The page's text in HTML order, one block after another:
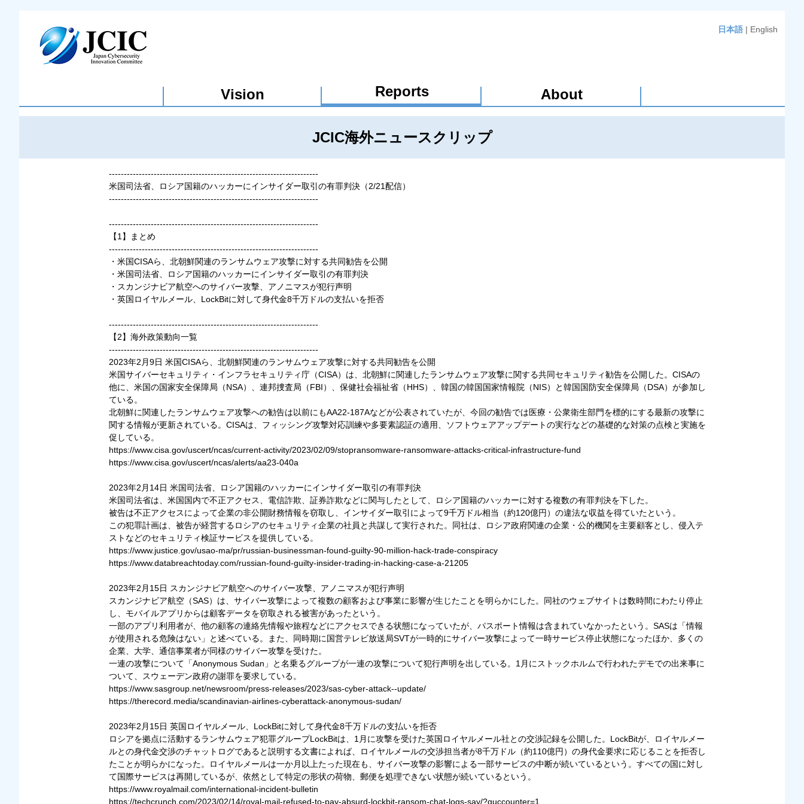
日本語 | English
Vision Reports About
JCIC海外ニュースクリップ
----------------------------------------------------------------------
米国司法省、ロシア国籍のハッカーにインサイダー取引の有罪判決（2/21配信）
----------------------------------------------------------------------
----------------------------------------------------------------------
【1】まとめ
----------------------------------------------------------------------
・米国CISAら、北朝鮮関連のランサムウェア攻撃に対する共同勧告を公開
・米国司法省、ロシア国籍のハッカーにインサイダー取引の有罪判決
・スカンジナビア航空へのサイバー攻撃、アノニマスが犯行声明
・英国ロイヤルメール、LockBitに対して身代金8千万ドルの支払いを拒否
----------------------------------------------------------------------
【2】海外政策動向一覧
----------------------------------------------------------------------
2023年2月9日 米国CISAら、北朝鮮関連のランサムウェア攻撃に対する共同勧告を公開
米国サイバーセキュリティ・インフラセキュリティ庁（CISA）は、北朝鮮に関連したランサムウェア攻撃に関する共同セキュリティ勧告を公開した。CISAの
他に、米国の国家安全保障局（NSA）、連邦捜査局（FBI）、保健社会福祉省（HHS）、韓国の韓国国家情報院（NIS）と韓国国防安全保障局（DSA）が参加し
ている。
北朝鮮に関連したランサムウェア攻撃への勧告は以前にもAA22-187Aなどが公表されていたが、今回の勧告では医療・公衆衛生部門を標的にする最新の攻撃に
関する情報が更新されている。CISAは、フィッシング攻撃対応訓練や多要素認証の適用、ソフトウェアアップデートの実行などの基礎的な対策の点検と実施を
促している。
https://www.cisa.gov/uscert/ncas/current-activity/2023/02/09/stopransomware-ransomware-attacks-critical-infrastructure-fund
https://www.cisa.gov/uscert/ncas/alerts/aa23-040a
2023年2月14日 米国司法省、ロシア国籍のハッカーにインサイダー取引の有罪判決
米国司法省は、米国国内で不正アクセス、電信詐欺、証券詐欺などに関与したとして、ロシア国籍のハッカーに対する複数の有罪判決を下した。
被告は不正アクセスによって企業の非公開財務情報を窃取し、インサイダー取引によって9千万ドル相当（約120億円）の違法な収益を得ていたという。
この犯罪計画は、被告が経営するロシアのセキュリティ企業の社員と共謀して実行された。同社は、ロシア政府関連の企業・公的機関を主要顧客とし、侵入テ
ストなどのセキュリティ検証サービスを提供している。
https://www.justice.gov/usao-ma/pr/russian-businessman-found-guilty-90-million-hack-trade-conspiracy
https://www.databreachtoday.com/russian-found-guilty-insider-trading-in-hacking-case-a-21205
2023年2月15日 スカンジナビア航空へのサイバー攻撃、アノニマスが犯行声明
スカンジナビア航空（SAS）は、サイバー攻撃によって複数の顧客および事業に影響が生じたことを明らかにした。同社のウェブサイトは数時間にわたり停止
し、モバイルアプリからは顧客データを窃取される被害があったという。
一部のアプリ利用者が、他の顧客の連絡先情報や旅程などにアクセスできる状態になっていたが、パスポート情報は含まれていなかったという。SASは「情報
が使用される危険はない」と述べている。また、同時期に国営テレビ放送局SVTが一時的にサイバー攻撃によって一時サービス停止状態になったほか、多くの
企業、大学、通信事業者が同様のサイバー攻撃を受けた。
一連の攻撃について「Anonymous Sudan」と名乗るグループが一連の攻撃について犯行声明を出している。1月にストックホルムで行われたデモでの出来事に
ついて、スウェーデン政府の謝罪を要求している。
https://www.sasgroup.net/newsroom/press-releases/2023/sas-cyber-attack--update/
https://therecord.media/scandinavian-airlines-cyberattack-anonymous-sudan/
2023年2月15日 英国ロイヤルメール、LockBitに対して身代金8千万ドルの支払いを拒否
ロシアを拠点に活動するランサムウェア犯罪グループLockBitは、1月に攻撃を受けた英国ロイヤルメール社との交渉記録を公開した。LockBitが、ロイヤルメー
ルとの身代金交渉のチャットログであると説明する文書によれば、ロイヤルメールの交渉担当者が8千万ドル（約110億円）の身代金要求に応じることを拒否し
たことが明らかになった。ロイヤルメールは一か月以上たった現在も、サイバー攻撃の影響による一部サービスの中断が続いているという。すべての国に対し
て国際サービスは再開しているが、依然として特定の形状の荷物、郵便を処理できない状態が続いているという。
https://www.royalmail.com/international-incident-bulletin
https://techcrunch.com/2023/02/14/royal-mail-refused-to-pay-absurd-lockbit-ransom-chat-logs-say/?guccounter=1